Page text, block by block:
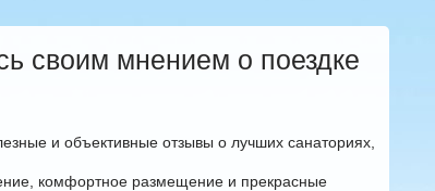
своим мнением о поездке
и объективные отзывы о лучших санаториях,
комфортное размещение и прекрасные